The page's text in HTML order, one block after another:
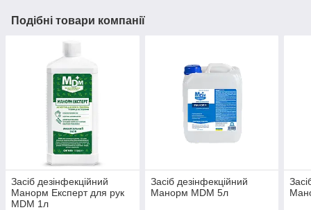
Подібні товари компанії
Засіб дезінфекційний
Манорм Експерт для рук
MDM 1л
Засіб дезінфекційний
Манорм MDM 5л